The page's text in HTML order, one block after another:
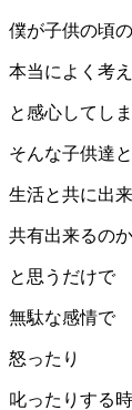
僕が子供の頃
本当によく考
と感心してし
そんな子供達
生活と共に出
共有出来るの
と思うだけで
無駄な感情で
怒ったり
叱ったりする